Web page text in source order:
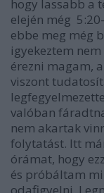
hogy lassabb a
elején még
ebbe meg még
igyekeztem
érezni magam,
viszont
valóban
nem akartak
folytatást. Itt
órámat, hogy
és próbáltam
odafigyelni.